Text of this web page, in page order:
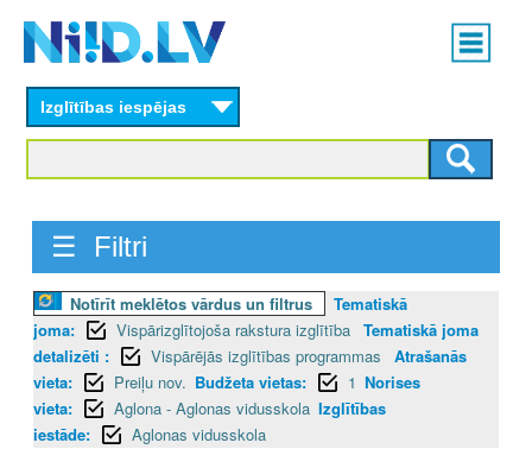
content
Main
menu
Izglītības iespējas
☰ Filtri
Notīrīt meklētos vārdus un filtrus
Tematiskā
joma:
Vispārizglītojoša rakstura izglītība Tematiskā joma
detalizēti :
Vispārējās izglītības programmas
Atrašanās
vieta:
Preiļu nov. Budžeta vietas: 1 Norises
vieta:
Aglona - Aglonas vidusskola Izglītības
iestāde:
Aglonas vidusskola